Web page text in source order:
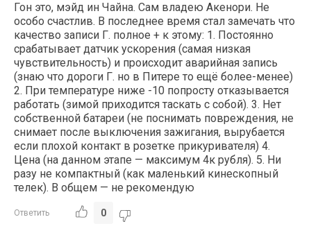
Гон это, мэйд ин Чайна. Сам владею Акенори. Не
особо счастлив. В последнее время стал замечать что
качество записи Г. полное + к этому: 1. Постоянно
срабатывает датчик ускорения (самая низкая
чувствительность) и происходит аварийная запись
(знаю что дороги Г. но в Питере то ещё более-менее)
2. При температуре ниже -10 попросту отказывается
работать (зимой приходится таскать с собой). 3. Нет
собственной батареи (не поснимать повреждения, не
снимает после выключения зажигания, вырубается
если плохой контакт в розетке прикуривателя) 4.
Цена (на данном этапе — максимум 4к рубля). 5. Ни
разу не компактный (как маленький кинескопный
телек). В общем — не рекомендую
Ответить 0